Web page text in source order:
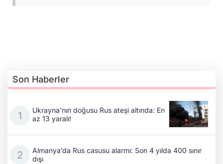
Son Haberler
Ukrayna'nın doğusu Rus ateşi altında: En
az 13 yaralı!
Almanya’da Rus casusu alarmı: Son 4 yılda 400 sınır
dışı